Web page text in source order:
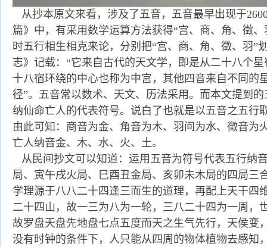
从抄本原文来看，涉及了五音，五音最早出现于
篇》中，有采用数学运算方法获得“宫、商、角、徵
时五行相生相克来论，分别把“宫、商、角、徵、羽”
志》记载：“它来自古代的天文学，即是从二十八个
十八宿环绕的中心也称为中宫，其他四音来自不同的
径”。五音常以数术、天文、历法采用。而本文提到
纳仙命亡人的代表符号。说白了也就是以五音之五行
由此可知：商音为金、角音为木、羽间为水、徵音为
亡人纳音金、木、水、火、土。
从民间抄文可以知道：运用五音为符号代表五行纳
局、寅午戌火局、巳酉丑金局、亥卯未木局的四局三
学理源于八八二十四逢三而生的道理，再配上天干四
二十四山，故一三为八为一轮，三八二十四为一周，
故罗盘天盘先地盘七点五度而天之生气先行，天侯变
没有时钟的条件下，人只能从四周的物体植物去感知